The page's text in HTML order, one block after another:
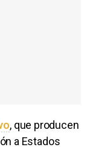
, que producen
a Estados